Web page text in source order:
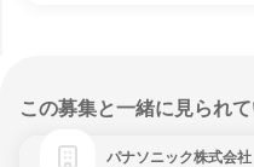
この募集と一緒に見られ
パナソニック株式会社